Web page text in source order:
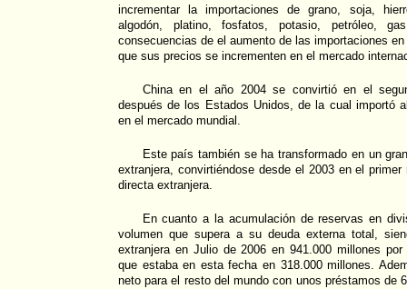
incrementar la importaciones de grano, soja,
algodón, platino, fosfatos, potasio, petróleo,
consecuencias de el aumento de las importaciones
que sus precios se incrementen en el mercado
China en el año 2004 se convirtió en el
después de los Estados Unidos, de la cual importó
en el mercado mundial.
Este país también se ha transformado en un
extranjera, convirtiéndose desde el 2003 en el
directa extranjera.
En cuanto a la acumulación de reservas en
volumen que supera a su deuda externa total,
extranjera en Julio de 2006 en 941.000 millones
que estaba en esta fecha en 318.000 millones.
neto para el resto del mundo con unos préstamos de